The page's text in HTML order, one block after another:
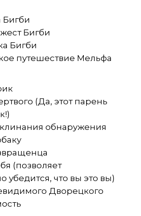
Бигби
Бигби
Бигби
путешествие Мельфа
(Да, этот парень
обнаружения
(позволяет
убедится, что вы это вы)
Дворецкого